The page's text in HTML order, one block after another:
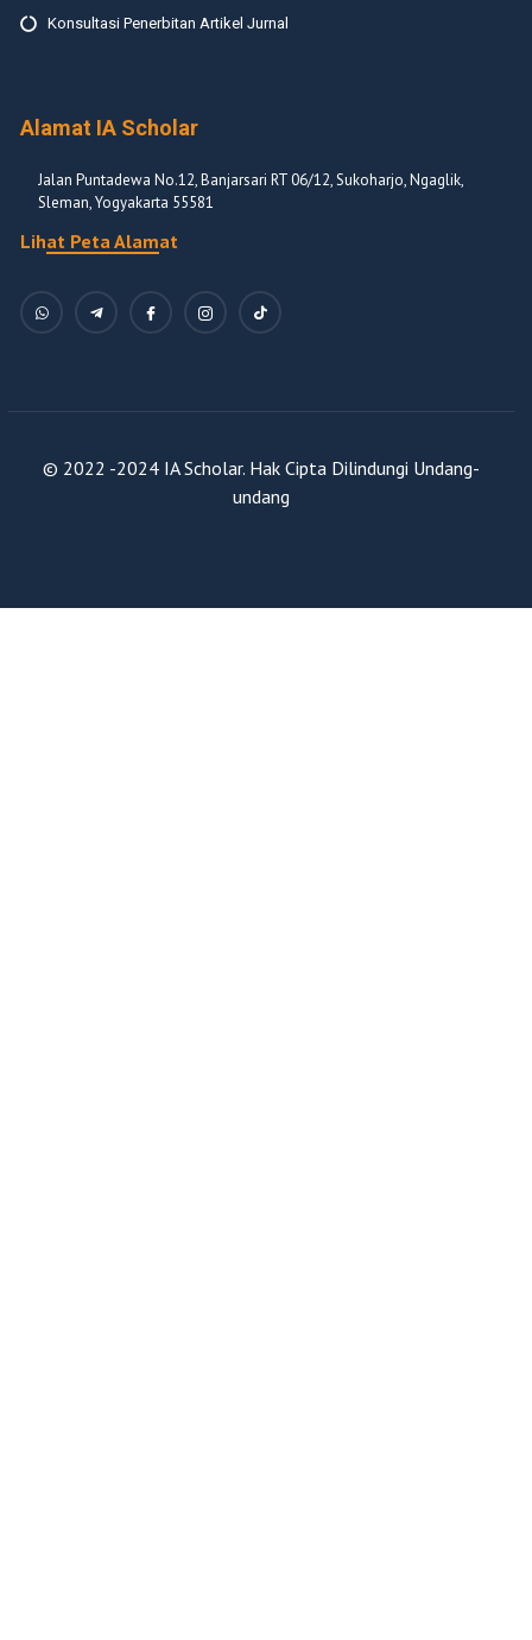
Konsultasi Penerbitan Artikel Jurnal
Alamat IA Scholar
Jalan Puntadewa No.12, Banjarsari RT 06/12, Sukoharjo, Ngaglik,
Sleman, Yogyakarta 55581
Lihat Peta Alamat
© 2022 -2024 IA Scholar. Hak Cipta Dilindungi Undang-
undang